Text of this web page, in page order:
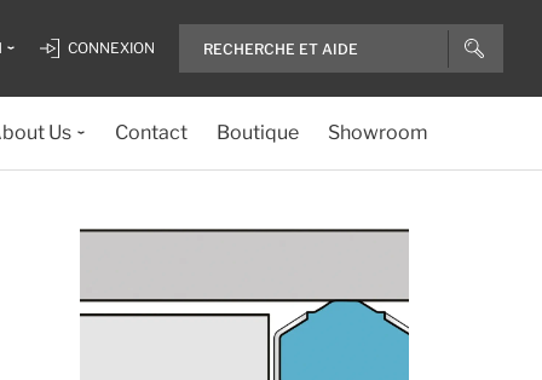
CONNEXION
Us Contact Boutique Showroom